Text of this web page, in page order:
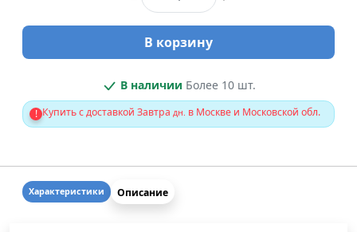
В корзину
В наличии Более 10 шт.
! Купить с доставкой Завтра дн. в Москве и Московской обл.
Характеристики Описание